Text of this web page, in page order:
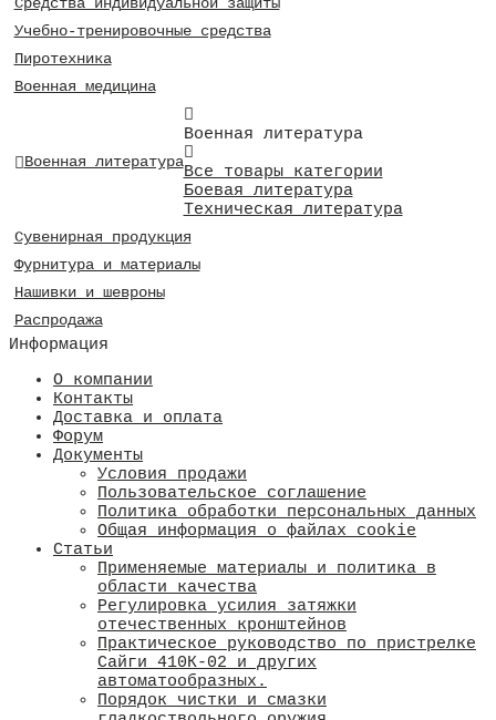
Средства индивидуальной защиты
Учебно-тренировочные средства
Пиротехника
Военная медицина
Военная литература
Военная литература
Все товары категории
Боевая литература
Техническая литература
Сувенирная продукция
Фурнитура и материалы
Нашивки и шевроны
Распродажа
Информация
О компании
Контакты
Доставка и оплата
Форум
Документы
Условия продажи
Пользовательское соглашение
Политика обработки персональных данных
Общая информация о файлах cookie
Статьи
Применяемые материалы и политика в
области качества
​Регулировка усилия затяжки
отечественных кронштейнов
Практическое руководство по пристрелке
Сайги 410К-02 и других
автоматообразных.
Порядок чистки и смазки